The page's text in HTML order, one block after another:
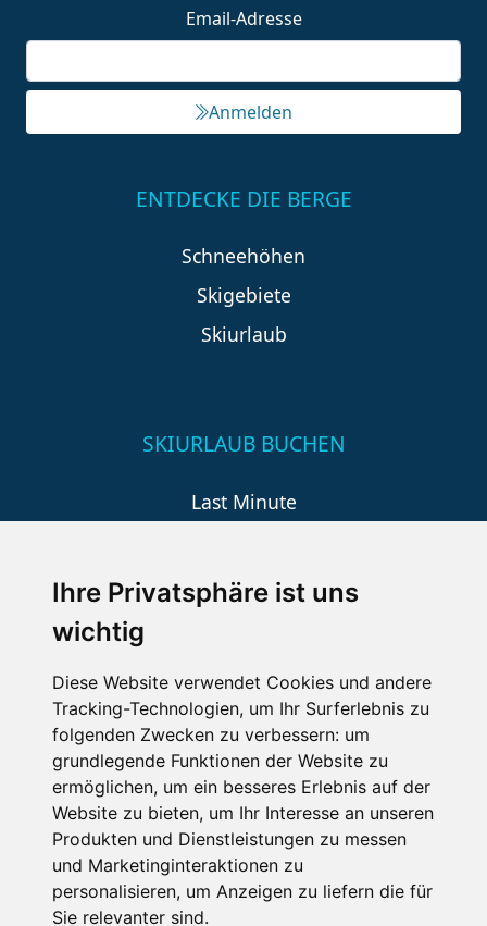
Ihre Privatsphäre ist uns
wichtig
Diese Website verwendet Cookies und andere
Tracking-Technologien, um Ihr Surferlebnis zu
folgenden Zwecken zu verbessern: um
grundlegende Funktionen der Website zu
ermöglichen, um ein besseres Erlebnis auf der
Website zu bieten, um Ihr Interesse an unseren
Produkten und Dienstleistungen zu messen
und Marketinginteraktionen zu
personalisieren, um Anzeigen zu liefern die für
Sie relevanter sind.
Email-Adresse
Anmelden
ENTDECKE DIE BERGE
Schneehöhen
Skigebiete
Skiurlaub
SKIURLAUB BUCHEN
Last Minute
Wellness
SCHNEEHÖHEN SKI APP
Die Schneehoehen Ski APP für iOS und Android - Ein
Muss für alle Wintersportler und Schneefreaks!